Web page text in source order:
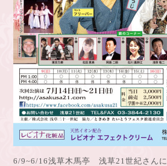
6/9~6/16浅草木馬亭 浅草21世紀さんに